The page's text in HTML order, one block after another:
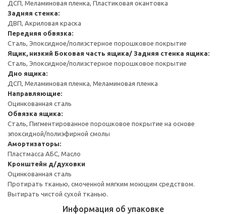
ДСП, Меламиновая пленка, Пластиковая окантовка
Задняя стенка:
ДВП, Акриловая краска
Передняя обвязка:
Сталь, Эпоксидное/полиэстерное порошковое покрытие
Ящик, низкий Боковая часть ящика/ Задняя стенка ящика:
Сталь, Эпоксидное/полиэстерное порошковое покрытие
Дно ящика:
ДСП, Меламиновая пленка, Меламиновая пленка
Направляющие:
Оцинкованная сталь
Обвязка ящика:
Сталь, Пигментированное порошковое покрытие на основе
эпоксидной/полиэфирной смолы
Амортизаторы:
Пластмасса АБС, Масло
Кронштейн д/духовки
Оцинкованная сталь
Протирать тканью, смоченной мягким моющим средством.
Вытирать чистой сухой тканью.
Информация об упаковке